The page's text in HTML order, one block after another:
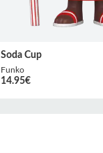
Soda Cup
Funko
14.95€